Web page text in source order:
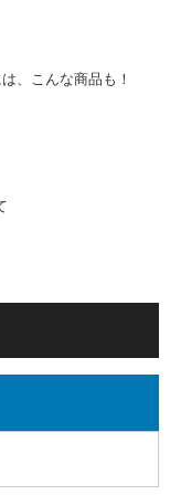
、こんな商品も！